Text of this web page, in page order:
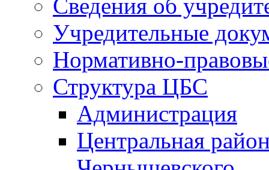
Сведения об
Учредительные
Нормативно-
Структура ЦБС
Администрация
Центральная